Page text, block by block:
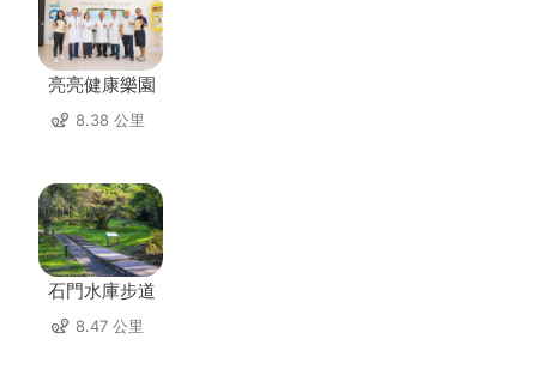
亮亮健康樂園
8.38 公里
石門水庫步道
8.47 公里